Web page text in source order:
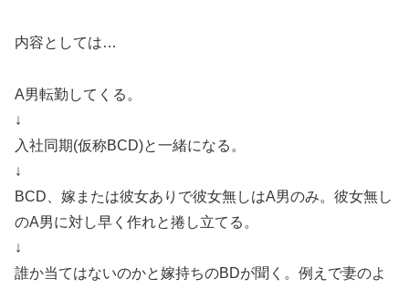
内容としては…
A男転勤してくる。
↓
入社同期(仮称BCD)と一緒になる。
↓
BCD、嫁または彼女ありで彼女無しはA男のみ。彼女無し
のA男に対し早く作れと捲し立てる。
↓
誰か当てはないのかと嫁持ちのBDが聞く。例えで妻のよ